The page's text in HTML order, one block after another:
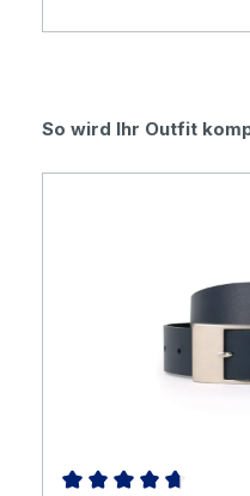
Produktgalerie
So wird Ihr Outfit